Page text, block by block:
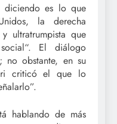
diciendo es lo que
la derecha
ultratrumpista que
El diálogo
no obstante, en su
criticó el que lo
hablando de más